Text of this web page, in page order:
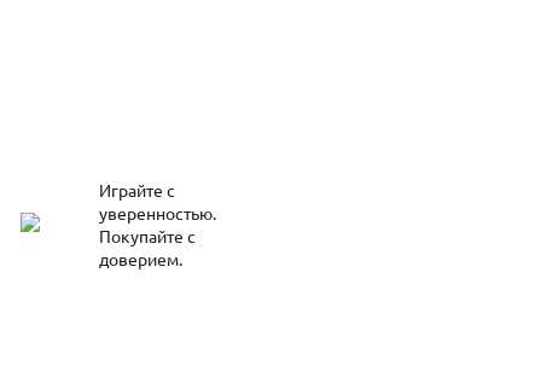
Играйте с
уверенностью.
Покупайте с
доверием.